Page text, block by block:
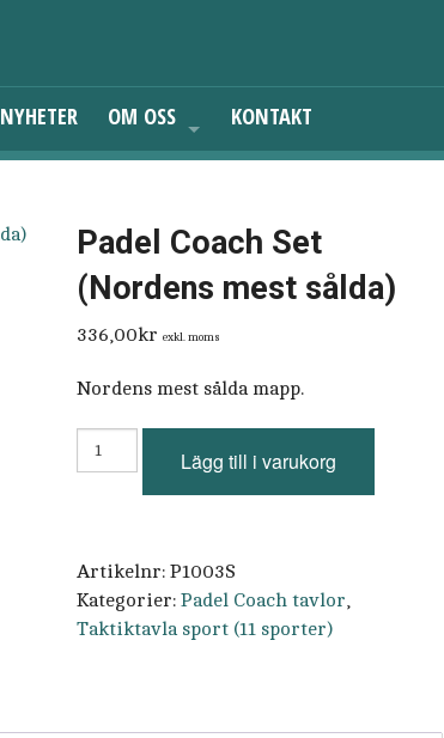
NYHETER
OM OSS
MILJÖ
AFFÄRSIDE
KONTAKT
Padel Coach Set
(Nordens mest sålda)
336,00kr exkl. moms
Nordens mest sålda mapp.
sålda)
mängd
Lägg till i varukorg
Artikelnr:P1003S
Kategorier:Padel Coach tavlor,
Taktiktavla sport (11 sporter)